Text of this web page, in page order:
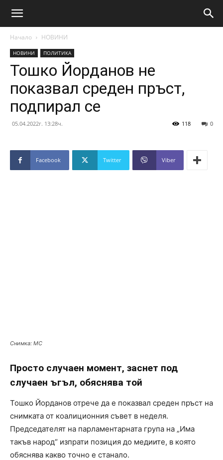
Начало НОВИНИ
НОВИНИ ПОЛИТИКА
Тошко Йорданов не
показвал среден пръст,
подпирал се
05.04.2022г. 13:28ч. 0
118
Facebook Twitter Viber
Снимка: МС
Просто случаен момент, заснет под
случаен ъгъл, обяснява той
Тошко Йорданов отрече да е показвал среден пръст на
снимката от коалиционния съвет в неделя.
Председателят на парламентарната група на „Има
такъв народ“ изпрати позиция до медиите, в която
обяснява какво точно е станало.